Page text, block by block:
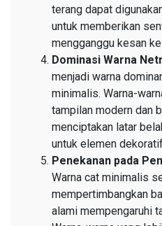
terang dapat
untuk memberikan
mengganggu kesan
Dominasi Warna
menjadi warna
minimalis. Warna-
tampilan modern dan
menciptakan latar
untuk elemen
Penekanan pada
Warna cat minimalis
mempertimbangkan
alami mempengaruhi